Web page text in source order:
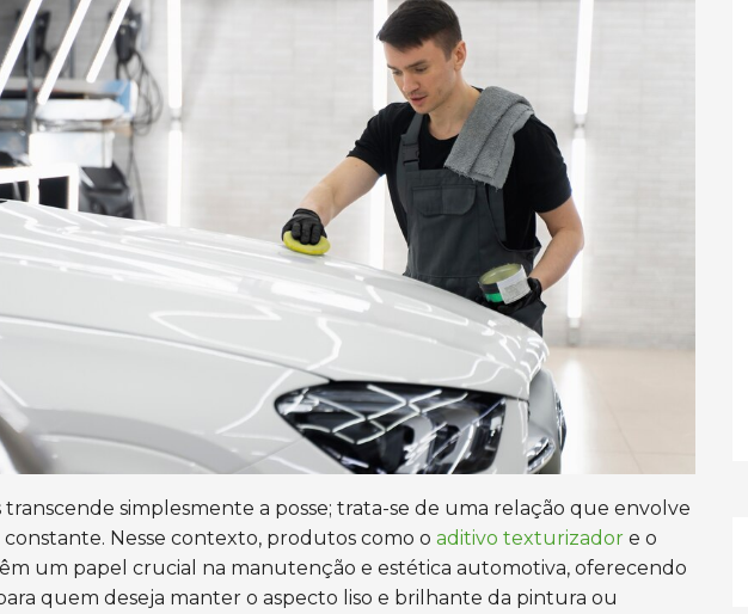
simplesmente a posse; trata-se de uma relação que envolve
Nesse contexto, produtos como o aditivo texturizador e o
um papel crucial na manutenção e estética automotiva, oferecendo
quem deseja manter o aspecto liso e brilhante da pintura ou